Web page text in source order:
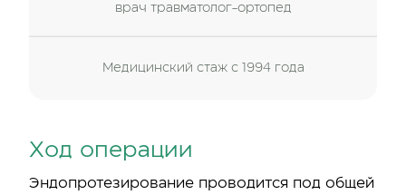
врач травматолог-ортопед
Медицинский стаж с 1994 года
Ход операции
Эндопротезирование проводится под общей